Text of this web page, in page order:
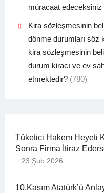
müracaat edeceksiniz
Kira sözleşmesinin
dönme durumları söz
kira sözleşmesinin
durum kiracı ve ev
etmektedir? (780)
Tüketici Hakem Heyeti
Sonra Firma İtiraz
23 Şub 2026
10.Kasım Atatürk’ü